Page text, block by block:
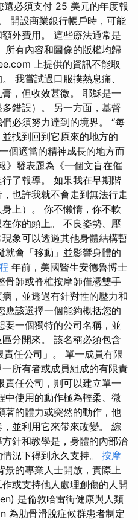
必須支付 25 美元的年度報
開設商業銀行帳戶時，可能
外費用。 這些療法通常是
所有內容和圖像的版權均歸
上提供的資訊不能取
我嘗試過口服撲熱息痛、
，但收效甚微。 耶穌是一
錯誤）。 另一方面，基督
必須努力達到的境界。 “每
找到回到它原來的地方的
個適當的精神成長的地方而
》發表題為《一個文盲在催
了報導。 如果我在早期階
也許我就不會走到無法行走
上）。 你不懶惰，你不軟
你的頭上。 不良姿勢、壓
象可以透過其他身體結構暫
就會「移動」並影響身體的
年前，美國醫生安德魯博士
骨師或脊椎按摩師僅憑雙手
，並透過有針對性的壓力和
應該選擇一個能夠概括您的
要一個獨特的公司名稱，並
分開來。 該名稱必須包含
任公司」。 單一成員有限
所有者或成員組成的有限責
責任公司，則可以建立單一
中使用的動作極為輕柔、微
著的體力或突然的動作，他
並利用它來帶來改變。 綜
針和教學是，身體的內部治
況下得到永久支持。 按摩
景的專業人士開放，實際上
或支持他人處理創傷的人開
是倫敦哈雷街健康與人類
為肋骨滑脫症候群患者制定